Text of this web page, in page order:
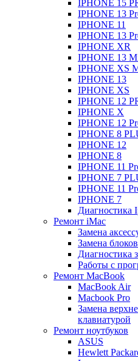
IPHONE 15
IPHONE 13
IPHONE 11
IPHONE 13
IPHONE XR
IPHONE 13
IPHONE XS
IPHONE 13
IPHONE XS
IPHONE 12
IPHONE X
IPHONE 12
IPHONE 8
IPHONE 12
IPHONE 8
IPHONE 11
IPHONE 7
IPHONE 11
IPHONE 7
Диагностика
Ремонт iMac
Замена
Замена
Диагностика
Работы с
Ремонт MacBook
MacBook Air
Macbook Pro
Замена
клавиатурой
Ремонт ноутбуков
ASUS
Hewlett